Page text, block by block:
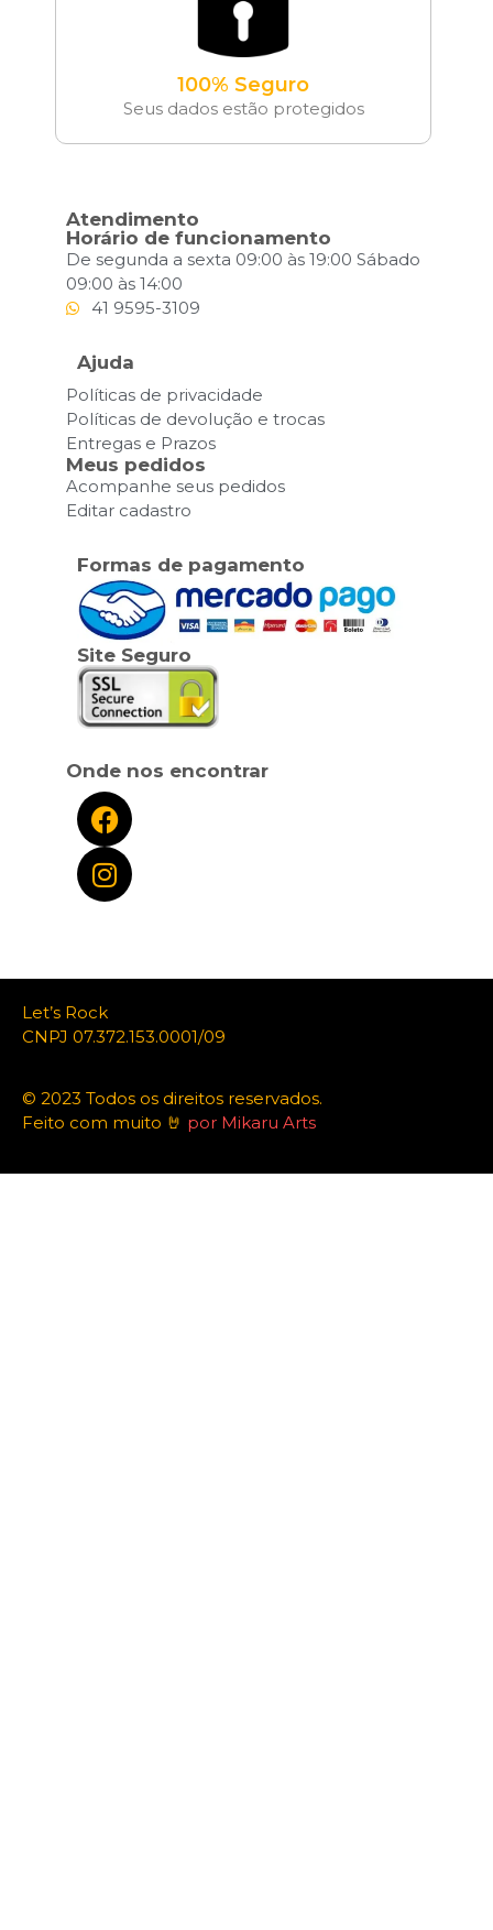
100% Seguro
Seus dados estão protegidos
Atendimento
Horário de funcionamento
De segunda a sexta 09:00 às 19:00 Sábado
09:00 às 14:00
41 9595-3109
Ajuda
Políticas de privacidade
Políticas de devolução e trocas
Entregas e Prazos
Meus pedidos
Acompanhe seus pedidos
Editar cadastro
Formas de pagamento
Site Seguro
Onde nos encontrar
Let’s Rock
CNPJ 07.372.153.0001/09
© 2023 Todos os direitos reservados.
Feito com muito 🤘 por Mikaru Arts